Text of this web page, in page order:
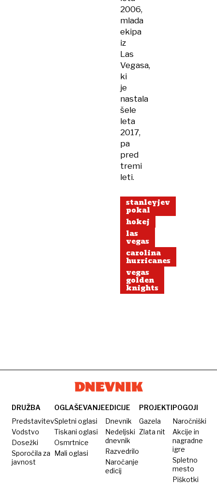
2006,
mlada
ekipa
iz
Las
Vegasa,
ki
je
nastala
šele
leta
2017,
pa
pred
tremi
leti.
stanleyjev
pokal
hokej
las
vegas
carolina
hurricanes
vegas
golden
knights
DRUŽBA
Predstavitev
Vodstvo
Dosežki
Sporočila za
javnost
OGLAŠEVANJE
Spletni oglasi
Tiskani oglasi
Osmrtnice
Mali oglasi
EDICIJE
Dnevnik
Nedeljski
dnevnik
Razvedrilo
Naročanje
edicij
PROJEKTI
Gazela
Zlata nit
POGOJI
Naročniški
Akcije in
nagradne
igre
Spletno
mesto
Piškotki